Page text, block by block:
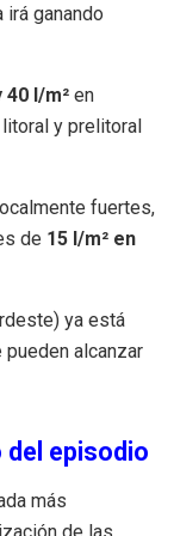
ganando
40 l/m² en
y prelitoral
fuertes,
de 15 l/m² en
ya está
pueden alcanzar
del episodio
más